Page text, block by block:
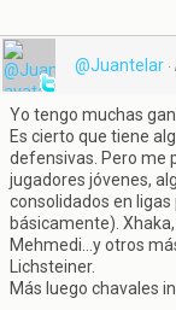
@Juantelar ·
Yo tengo muchas
Es cierto que tiene
defensivas. Pero me
jugadores jóvenes,
consolidados en
básicamente).
Mehmedi...y otros
Lichsteiner.
Más luego chavales